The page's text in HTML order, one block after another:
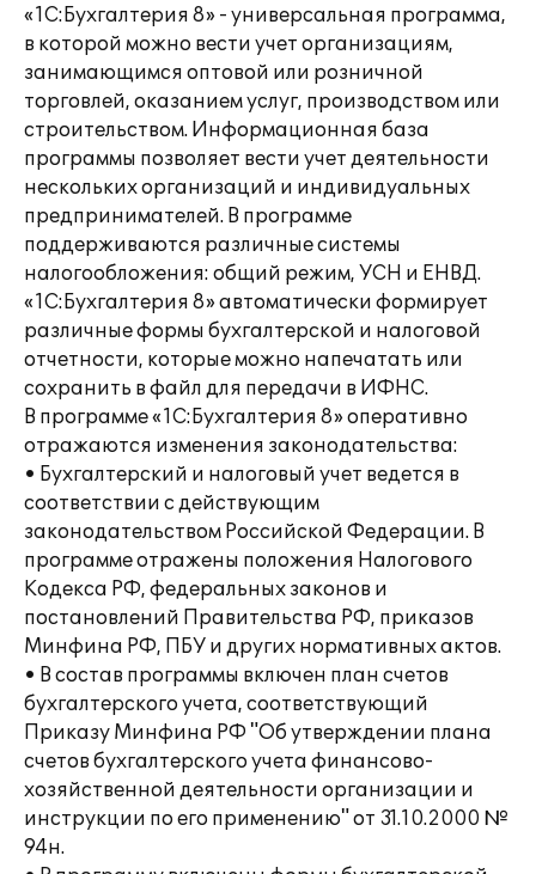
«1С:Бухгалтерия 8» - универсальная программа,
в которой можно вести учет организациям,
занимающимся оптовой или розничной
торговлей, оказанием услуг, производством или
строительством. Информационная база
программы позволяет вести учет деятельности
нескольких организаций и индивидуальных
предпринимателей. В программе
поддерживаются различные системы
налогообложения: общий режим, УСН и ЕНВД.
«1С:Бухгалтерия 8» автоматически формирует
различные формы бухгалтерской и налоговой
отчетности, которые можно напечатать или
сохранить в файл для передачи в ИФНС.
В программе «1С:Бухгалтерия 8» оперативно
отражаются изменения законодательства:
• Бухгалтерский и налоговый учет ведется в
соответствии с действующим
законодательством Российской Федерации. В
программе отражены положения Налогового
Кодекса РФ, федеральных законов и
постановлений Правительства РФ, приказов
Минфина РФ, ПБУ и других нормативных актов.
• В состав программы включен план счетов
бухгалтерского учета, соответствующий
Приказу Минфина РФ "Об утверждении плана
счетов бухгалтерского учета финансово-
хозяйственной деятельности организации и
инструкции по его применению" от 31.10.2000 №
94н.